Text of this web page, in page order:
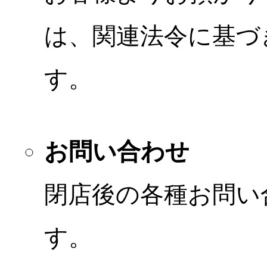
は、関連法令に基
す。
お問い合わせ
閉店後の各種お問
す。